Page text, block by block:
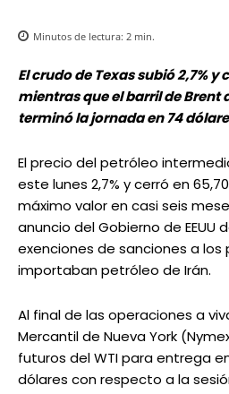
Minutos de lectura: 2 min.
El crudo de Texas subió 2,7% y
mientras que el barril de Brent
terminó la jornada en 74
El precio del petróleo
este lunes 2,7% y cerró en
máximo valor en casi seis
anuncio del Gobierno de EEUU
exenciones de sanciones a los
importaban petróleo de Irán.
Al final de las operaciones a
Mercantil de Nueva York
futuros del WTI para entrega
dólares con respecto a la